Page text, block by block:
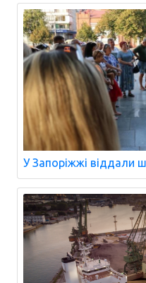
У Запоріжжі віддали